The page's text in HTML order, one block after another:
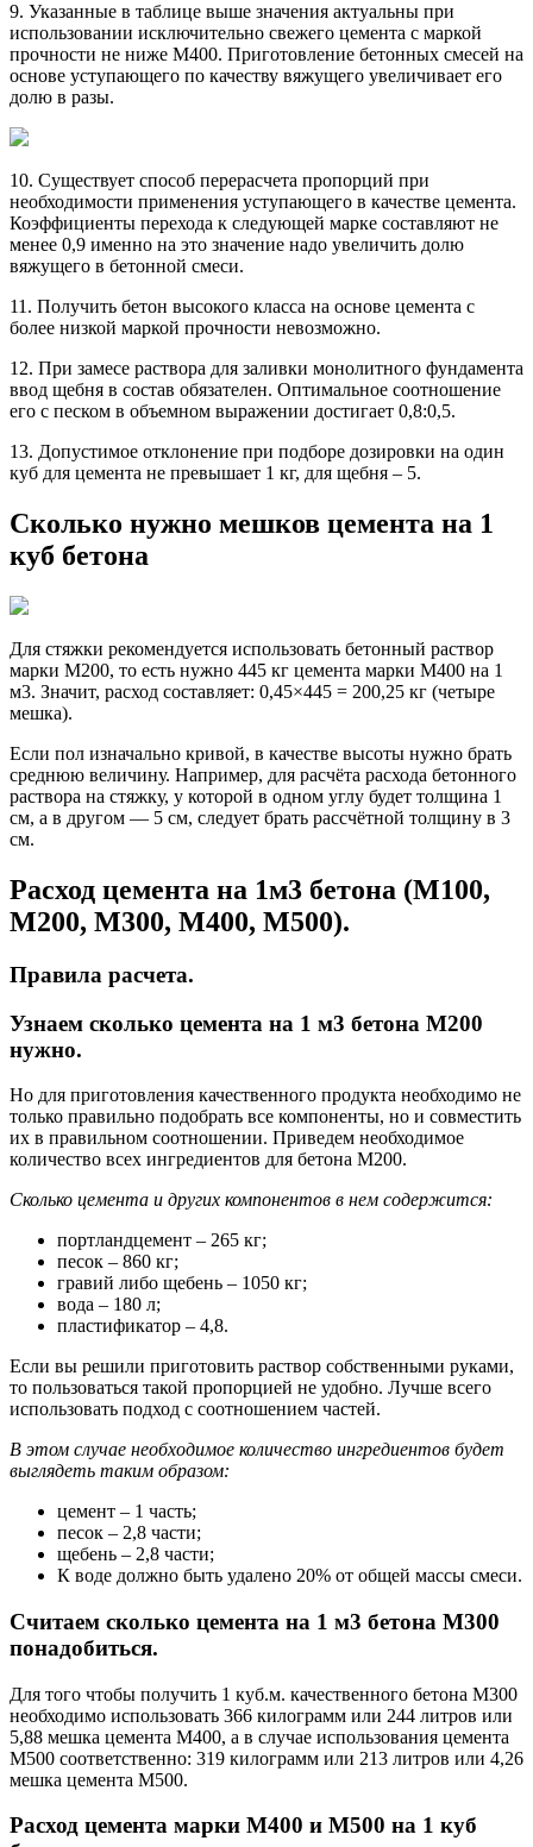
9. Указанные в таблице выше значения актуальны при
использовании исключительно свежего цемента с маркой
прочности не ниже М400. Приготовление бетонных смесей на
основе уступающего по качеству вяжущего увеличивает его
долю в разы.
10. Существует способ перерасчета пропорций при
необходимости применения уступающего в качестве цемента.
Коэффициенты перехода к следующей марке составляют не
менее 0,9 именно на это значение надо увеличить долю
вяжущего в бетонной смеси.
11. Получить бетон высокого класса на основе цемента с
более низкой маркой прочности невозможно.
12. При замесе раствора для заливки монолитного фундамента
ввод щебня в состав обязателен. Оптимальное соотношение
его с песком в объемном выражении достигает 0,8:0,5.
13. Допустимое отклонение при подборе дозировки на один
куб для цемента не превышает 1 кг, для щебня – 5.
Сколько нужно мешков цемента на 1
куб бетона
Для стяжки рекомендуется использовать бетонный раствор
марки М200, то есть нужно 445 кг цемента марки М400 на 1
м3. Значит, расход составляет: 0,45×445 = 200,25 кг (четыре
мешка).
Если пол изначально кривой, в качестве высоты нужно брать
среднюю величину. Например, для расчёта расхода бетонного
раствора на стяжку, у которой в одном углу будет толщина 1
см, а в другом — 5 см, следует брать рассчётной толщину в 3
см.
Расход цемента на 1м3 бетона (М100,
М200, М300, М400, М500).
Правила расчета.
Узнаем сколько цемента на 1 м3 бетона М200
нужно.
Но для приготовления качественного продукта необходимо не
только правильно подобрать все компоненты, но и совместить
их в правильном соотношении. Приведем необходимое
количество всех ингредиентов для бетона М200.
Сколько цемента и других компонентов в нем содержится:
портландцемент – 265 кг;
песок – 860 кг;
гравий либо щебень – 1050 кг;
вода – 180 л;
пластификатор – 4,8.
Если вы решили приготовить раствор собственными руками,
то пользоваться такой пропорцией не удобно. Лучше всего
использовать подход с соотношением частей.
В этом случае необходимое количество ингредиентов будет
выглядеть таким образом:
цемент – 1 часть;
песок – 2,8 части;
щебень – 2,8 части;
К воде должно быть удалено 20% от общей массы смеси.
Считаем сколько цемента на 1 м3 бетона М300
понадобиться.
Для того чтобы получить 1 куб.м. качественного бетона М300
необходимо использовать 366 килограмм или 244 литров или
5,88 мешка цемента М400, а в случае использования цемента
М500 соответственно: 319 килограмм или 213 литров или 4,26
мешка цемента М500.
Расход цемента марки М400 и М500 на 1 куб